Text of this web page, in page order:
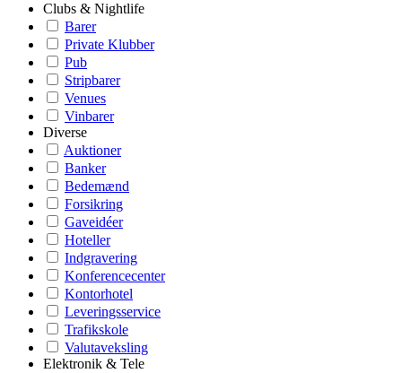
Clubs & Nightlife
Barer
Private Klubber
Pub
Stripbarer
Venues
Vinbarer
Diverse
Auktioner
Banker
Bedemænd
Forsikring
Gaveidéer
Hoteller
Indgravering
Konferencecenter
Kontorhotel
Leveringsservice
Trafikskole
Valutaveksling
Elektronik & Tele